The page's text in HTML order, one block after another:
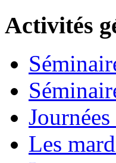
Activités
Les